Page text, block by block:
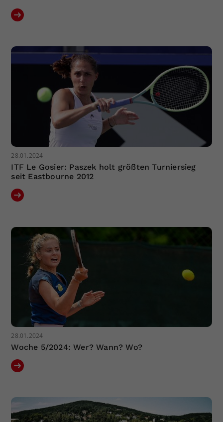
28.01.2024
ITF Le Gosier: Paszek holt größten Turniersieg
seit Eastbourne 2012
28.01.2024
Woche 5/2024: Wer? Wann? Wo?